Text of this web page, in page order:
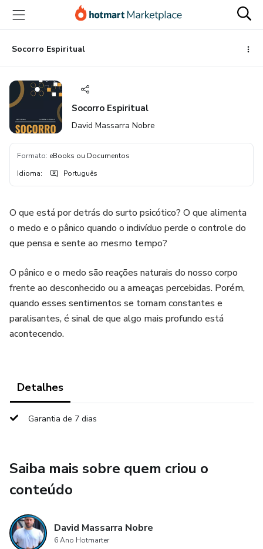
para
conteúdo
principal
para
pagamento
para
rodapé
Socorro Espiritual
Socorro Espiritual
David Massarra Nobre
Formato: eBooks ou Documentos
Idioma: Português
O que está por detrás do surto psicótico? O que alimenta
o medo e o pânico quando o indivíduo perde o controle do
que pensa e sente ao mesmo tempo?
O pânico e o medo são reações naturais do nosso corpo
frente ao desconhecido ou a ameaças percebidas. Porém,
quando esses sentimentos se tornam constantes e
paralisantes, é sinal de que algo mais profundo está
acontecendo.
Detalhes
Garantia de 7 dias
Saiba mais sobre quem criou o
conteúdo
David Massarra Nobre
6 Ano Hotmarter